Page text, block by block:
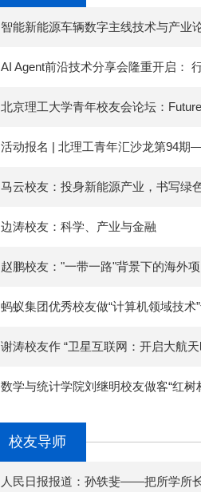
智能新能源车辆数字主线技术与产业
新
AI Agent前沿技术分享会隆重开启：
北京理工大学青年校友会论坛：
活动报名 | 北理工青年汇沙龙第94
马云校友：投身新能源产业，书写绿
边涛校友：科学、产业与金融
赵鹏校友："一带一路"背景下的海外
蚂蚁集团优秀校友做“计算机领域技术
谢涛校友作 “卫星互联网：开启大航天
数学与统计学院刘继明校友做客“红树
校友导师
人民日报报道：孙轶斐——把所学所